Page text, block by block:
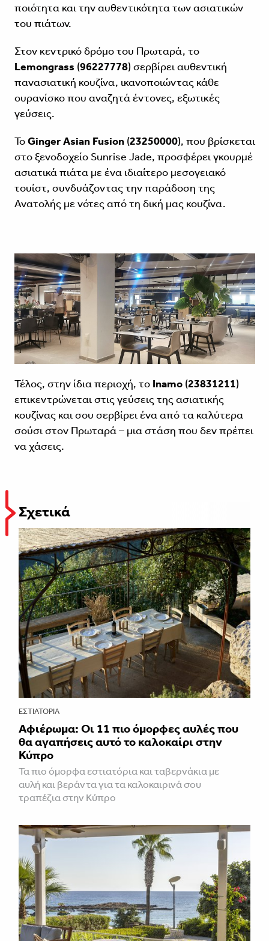
ποιότητα και την αυθεντικότητα των ασιατικών
του πιάτων.
Στον κεντρικό δρόμο του Πρωταρά, το
Lemongrass (96227778) σερβίρει αυθεντική
πανασιατική κουζίνα, ικανοποιώντας κάθε
ουρανίσκο που αναζητά έντονες, εξωτικές
γεύσεις.
ΤοGinger Asian Fusion(23250000), που βρίσκεται
στο ξενοδοχείο Sunrise Jade, προσφέρει γκουρμέ
ασιατικά πιάτα με ένα ιδιαίτερο μεσογειακό
τουίστ, συνδυάζοντας την παράδοση της
Ανατολής με νότες από τη δική μας κουζίνα.
Τέλος, στην ίδια περιοχή, το Inamo(23831211)
επικεντρώνεται στις γεύσεις της ασιατικής
κουζίνας και σου σερβίρει ένα από τα καλύτερα
σούσι στον Πρωταρά – μια στάση που δεν πρέπει
να χάσεις.
Σχετικά
ΕΣΤΙΑΤΌΡΙΑ
Αφιέρωμα: Οι 11 πιο όμορφες αυλές που
θα αγαπήσεις αυτό το καλοκαίρι στην
Κύπρο
Τα πιο όμορφα εστιατόρια και ταβερνάκια με
αυλή και βεράντα για τα καλοκαιρινά σου
τραπέζια στην Κύπρο